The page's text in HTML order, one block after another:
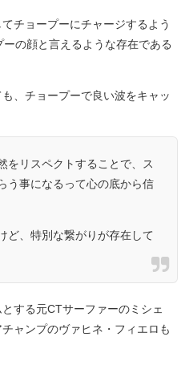
チョープーにチャージするよう
の顔と言えるような存在である
、チョープーで良い波をキャッ
をリスペクトすることで、ス
う事になるって心の底から信
ど、特別な繋がりが存在して
する元CTサーファーのミシェ
ャンプのヴァヒネ・フィエロも